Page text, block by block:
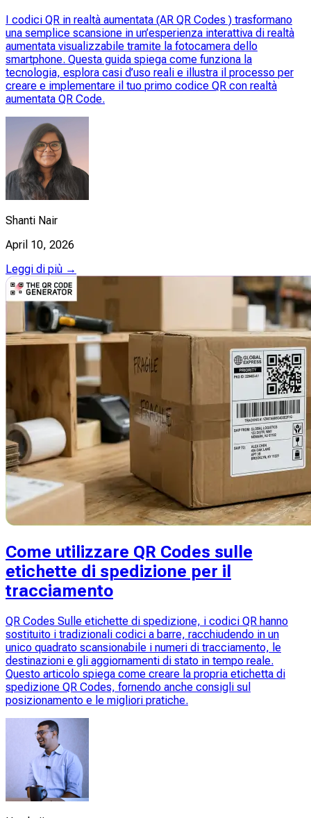
I codici QR in realtà aumentata (AR QR Codes ) trasformano
una semplice scansione in un’esperienza interattiva di realtà
aumentata visualizzabile tramite la fotocamera dello
smartphone. Questa guida spiega come funziona la
tecnologia, esplora casi d’uso reali e illustra il processo per
creare e implementare il tuo primo codice QR con realtà
aumentata QR Code.
Shanti Nair
April 10, 2026
Leggi di più →
Come utilizzare QR Codes sulle
etichette di spedizione per il
tracciamento
QR Codes Sulle etichette di spedizione, i codici QR hanno
sostituito i tradizionali codici a barre, racchiudendo in un
unico quadrato scansionabile i numeri di tracciamento, le
destinazioni e gli aggiornamenti di stato in tempo reale.
Questo articolo spiega come creare la propria etichetta di
spedizione QR Codes, fornendo anche consigli sul
posizionamento e le migliori pratiche.